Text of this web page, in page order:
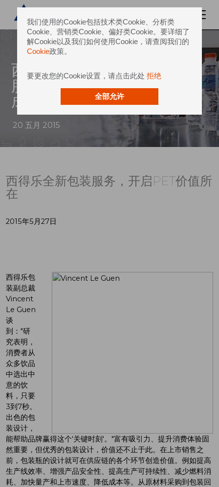
我们使用的Cookie包括技术类Cookie、分析类
Cookie、营销类Cookie、偏好类Cookie。要详细了
解Cookie以及我们如何使用Cookie，请查阅我们的
Cookie政策。
要更改您的Cookie设置，请点击此处 拒绝
全部允许
西得乐宣布制定新的包装开发
服务，帮助全球饮料生产商完
成由供应链到价值链的转变。
20 五月 2015
西得乐全新包装服务，开启PET价值所
在
2015年5月27日
西得乐包
装副总裁
Vincent
Le Guen
谈
到："研
究表明，
消费者从
众多饮品
中选出中
意的饮
料，只要
3到7秒。
出色的包
装设计，
能帮助品牌赢得这个'关键时刻'。"富有吸引力、提升消费体验固
然重要，但优秀的包装设计，价值还不止于此。在上市销售之
前，包装瓶的设计就可在供应链的各个环节创造价值。例如提高
生产线效率、增强产品安全性、提高生产可持续性、减少燃料消
耗、加快量产和上市速度、降低成本等。从原材料采购到包装回